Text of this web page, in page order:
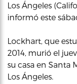
Los Ángeles
informó este
Lockhart, que
2014, murió el
su casa en Santa
Los Ángeles.